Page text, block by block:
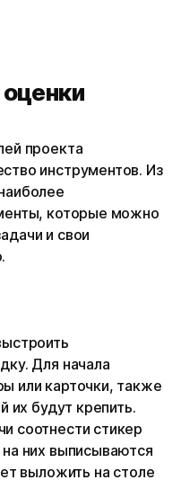
проекта
инструментов. Из
которые можно
и свои
Для начала
или карточки, также
их будут крепить.
соотнести стикер
них выписываются
выложить на столе